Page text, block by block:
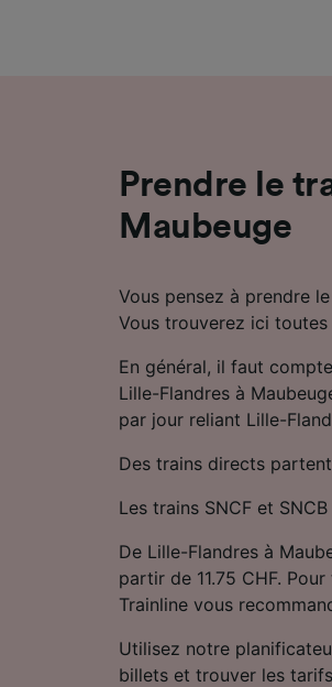
Prendre le
Maubeuge
Vous pensez à prendre
Vous trouverez ici
En général, il faut
Lille-Flandres à
par jour reliant Lille-
Des trains directs
Les trains SNCF et
De Lille-Flandres à
partir de 11.75 CHF.
Trainline vous
Utilisez notre
billets et trouver les